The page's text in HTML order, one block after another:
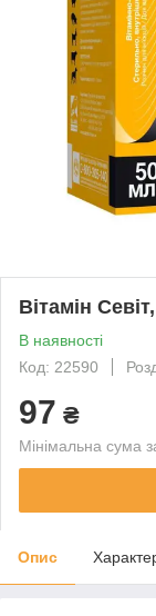
Вітамін
В наявності
Код: 22590
97 ₴
Мінімальна сума
Опис